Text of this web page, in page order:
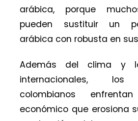
arábica, porque
pueden sustituir un
arábica con robusta en
Además del clima y
internacionales, los
colombianos
económico que erosiona